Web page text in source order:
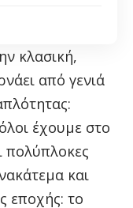
κλασική,
από γενιά
έχουμε στο
πολύπλοκες
και
εποχής: το